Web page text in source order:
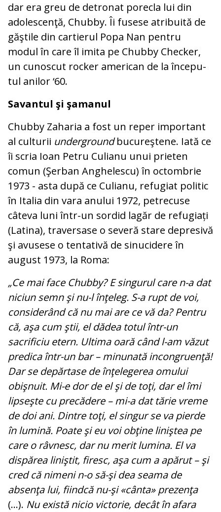
dar era greu de detronat porecla lui din
adolescenţă, Chubby. Îi fusese atri­bui­tă de
găştile din cartierul Popa Nan pentru
modul în care îl imita pe Chubby Checker,
un cunoscut rocker american de la în­ce­pu­
tul anilor ‘60.
Savantul şi şamanul
Chubby Zaharia a fost un reper important
al culturii undergroundbucureştene. Iată ce
îi scria Ioan Petru Culianu unui prieten
comun (Şerban Anghelescu) în octombrie
1973 - asta după ce Culianu, refugiat po­litic
în Italia din vara anului 1972, pe­tre­cuse
câteva luni într-un sordid lagăr de re­fugiați
(Latina), traversase o severă stare depresivă
şi avusese o tentativă de si­nu­ci­dere în
august 1973, la Roma:
„Ce mai face Chubby? E singurul care n-adat
niciun semn şi nu-l înţeleg. S-a rupt de voi,
considerând că nu mai are ce vă da? Pentru
că, aşa cum ştii, el dădea to­tul într-un
sacrificiu etern. Ultima oară când l-am văzut
predica într-un bar – mi­nunată incongruenţă!
Dar se de­păr­tase de înţelegerea omului
obişnuit. Mi-e dor de el şi de toţi, dar el îmi
lipseşte cu precădere – mi-a dat tărie vreme
de doi ani. Dintre toţi, el singur se va pierde
în lumină. Poate şi eu voi obţine liniştea pe
care o râvnesc, dar nu merit lumina. El va
dispărea liniştit, firesc, aşa cum a apă­rut – şi
cred că nimeni n-o să-şi dea sea­ma de
absenţa lui, fiindcă nu-şi «cân­ta» prezenţa
(...). Nu există nicio vic­to­rie, decât în afara